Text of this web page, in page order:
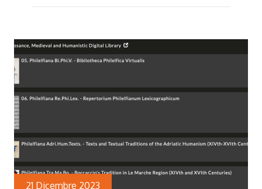
21 Dicembre 2023